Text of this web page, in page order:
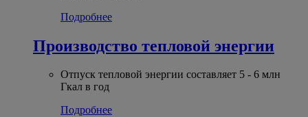
Подробнее
Производство тепловой энергии
Отпуск тепловой энергии составляет 5 - 6 млн
Гкал в год
Подробнее